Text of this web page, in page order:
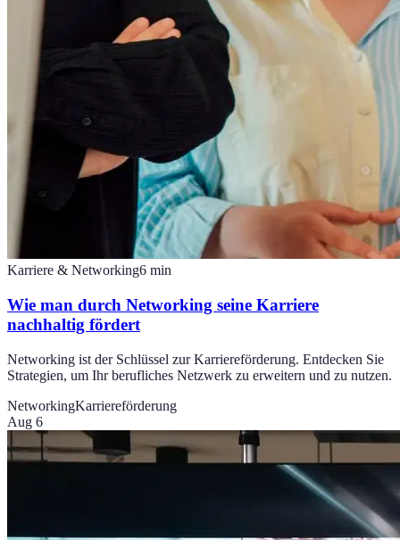
Karriere & Networking6 min
Wie man durch Networking seine Karriere
nachhaltig fördert
Networking ist der Schlüssel zur Karriereförderung. Entdecken Sie
Strategien, um Ihr berufliches Netzwerk zu erweitern und zu nutzen.
NetworkingKarriereförderung
Aug 6